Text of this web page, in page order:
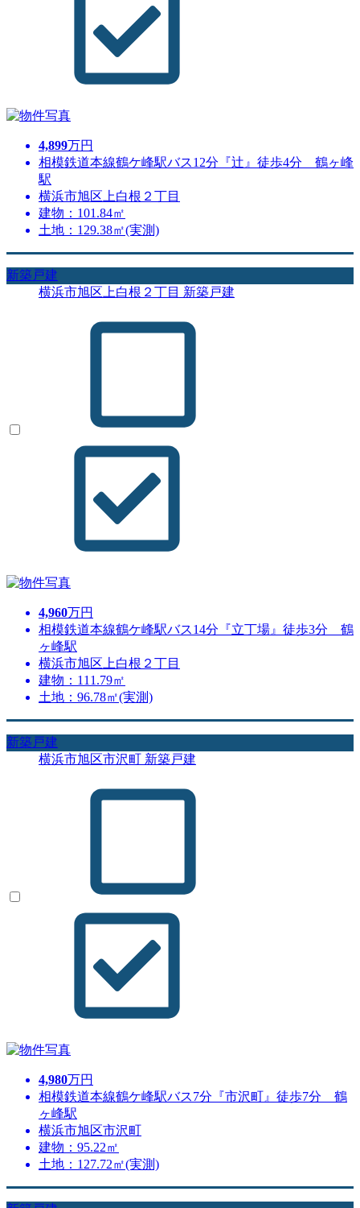
4,899万円
相模鉄道本線鶴ケ峰駅バス12分『辻』徒歩4分 鶴ヶ峰
駅
横浜市旭区上白根２丁目
建物：101.84㎡
土地：129.38㎡(実測)
新築戸建
横浜市旭区上白根２丁目 新築戸建
4,960万円
相模鉄道本線鶴ケ峰駅バス14分『立丁場』徒歩3分 鶴
ヶ峰駅
横浜市旭区上白根２丁目
建物：111.79㎡
土地：96.78㎡(実測)
新築戸建
横浜市旭区市沢町 新築戸建
4,980万円
相模鉄道本線鶴ケ峰駅バス7分『市沢町』徒歩7分 鶴
ヶ峰駅
横浜市旭区市沢町
建物：95.22㎡
土地：127.72㎡(実測)